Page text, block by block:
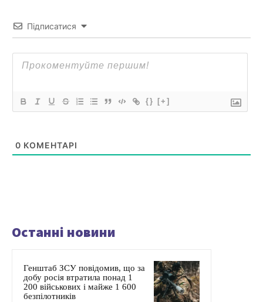
Підписатися
{} [+]
0 КОМЕНТАРІ
Останні новини
Генштаб ЗСУ повідомив, що за
добу росія втратила понад 1
200 військових і майже 1 600
безпілотників